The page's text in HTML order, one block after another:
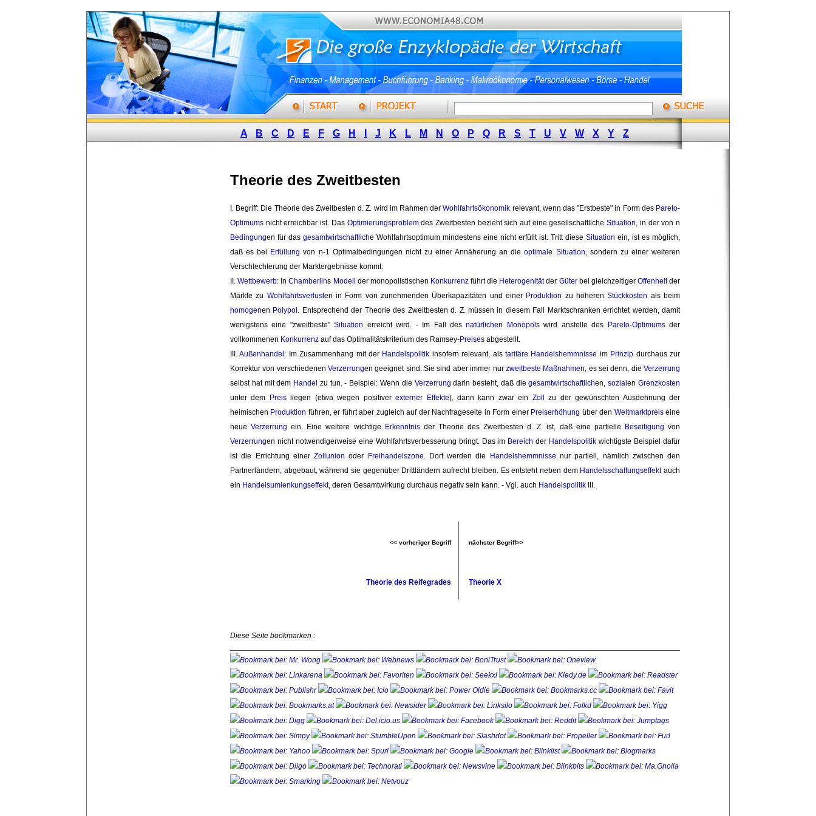
A B C D E F G H J K L M N O P Q R S T U V W X Y Z
Theorie des Zweitbesten
I. Begriff: Die Theorie des Zweitbesten d. Z. wird im Rahmen der Wohlfahrtsökonomik relevant, wenn das "Erstbeste" in Form des Pareto-
Optimums nicht erreichbar ist. Das Optimierungsproblemdes Zweitbesten bezieht sich auf eine gesellschaftliche Situation, in der von n
Bedingungen für das gesamtwirtschaftliche Wohlfahrtsoptimum mindestens eine nicht erfüllt ist. Tritt diese Situation ein, ist es möglich,
daß es bei Erfüllung von n-1 Optimalbedingungen nicht zu einer Annäherung an die optimale Situation, sondern zu einer weiteren
Verschlechterung der Marktergebnisse kommt.
II. Wettbewerb: InChamberlins Modell der monopolistischen Konkurrenzführt die Heterogenitätder Güterbei gleichzeitiger Offenheitder
Märkte zu Wohlfahrtsverlusten in Form von zunehmenden Überkapazitäten und einer Produktion zu höheren Stückkosten als beim
homogenen Polypol . Entsprechend der Theorie des Zweitbesten d. Z. müssen in diesem Fall Marktschranken errichtet werden, damit
wenigstens eine "zweitbeste"Situation erreicht wird. - Im Fall des natürlichen Monopol s wird anstelle des Pareto-Optimums der
vollkommenen Konkurrenz auf das Optimalitätskriterium des Ramsey-Preises abgestellt.
III. Außenhandel : Im Zusammenhang mit der Handelspolitik insofern relevant, als tarifäre Handelshemmnisse im Prinzip durchaus zur
Korrektur von verschiedenenVerzerrungen geeignet sind. Sie sind aber immer nur zweitbeste Maßnahmen, es sei denn, dieVerzerrung
selbst hat mit dem Handel zu tun. - Beispiel: Wenn die Verzerrung darin besteht, daß die gesamtwirtschaftlichen,sozialenGrenzkosten
unter dem
Preisliegen (etwa wegen positiver externer Effekte), dann kann zwar ein Zoll
zu der gewünschten Ausdehnung der
heimischen Produktion führen, er führt aber zugleich auf der Nachfrageseite in Form einer Preiserhöhung über den Weltmarktpreiseine
neueVerzerrung ein. Eine weitere wichtige Erkenntnisder Theorie des Zweitbesten d. Z. ist, daß eine partielle Beseitigung von
Verzerrungen nicht notwendigerweise eine Wohlfahrtsverbesserung bringt. Das im Bereich der Handelspolitik wichtigste Beispiel dafür
ist die Errichtung einerZollunion oder Freihandelszone. Dort werden die Handelshemmnisse nur partiell, nämlich zwischen den
Partnerländern, abgebaut, während sie gegenüber Drittländern aufrecht bleiben. Es entsteht neben dem Handelsschaffungseffektauch
ein Handelsumlenkungseffekt, deren Gesamtwirkung durchaus negativ sein kann. - Vgl. auch Handelspolitik III.
<< vorheriger Begriff nächster Begriff>>
Theorie des Reifegrades Theorie X
Diese Seite bookmarken :